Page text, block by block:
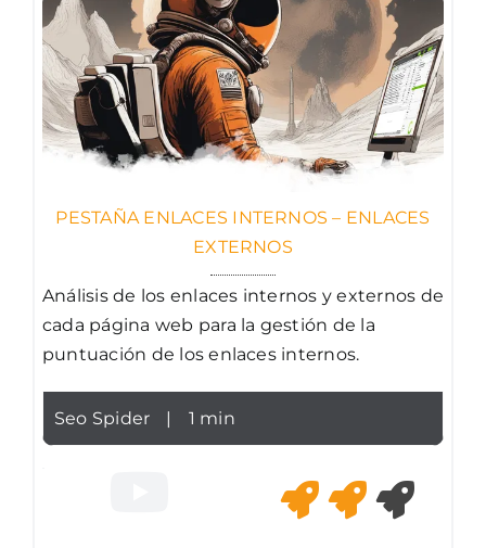
PESTAÑA ENLACES INTERNOS – ENLACES
EXTERNOS
Análisis de los enlaces internos y externos de
cada página web para la gestión de la
puntuación de los enlaces internos.
Seo Spider | 1 min